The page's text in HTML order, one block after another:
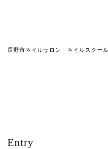
長野市ネイルサロン・ネイルスクー
Entry